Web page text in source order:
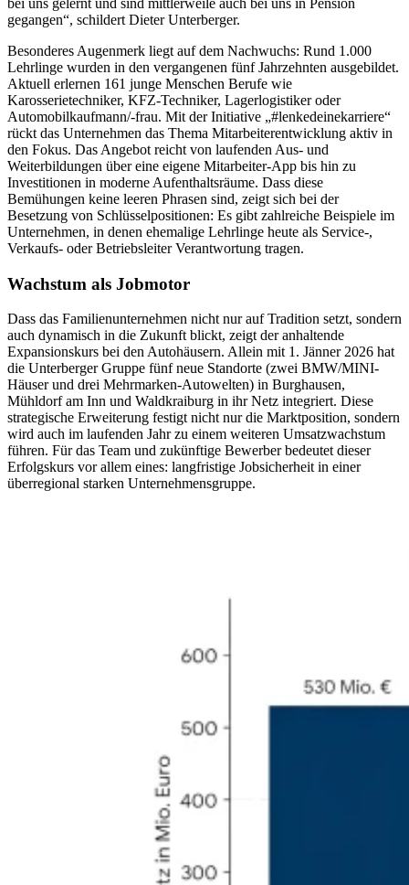
bei uns gelernt und sind mittlerweile auch bei uns in Pension
gegangen“, schildert Dieter Unterberger.
Besonderes Augenmerk liegt auf dem Nachwuchs: Rund 1.000
Lehrlinge wurden in den vergangenen fünf Jahrzehnten ausgebildet.
Aktuell erlernen 161 junge Menschen Berufe wie
Karosserietechniker, KFZ-Techniker, Lagerlogistiker oder
Automobilkaufmann/-frau. Mit der Initiative „#lenkedeinekarriere“
rückt das Unternehmen das Thema Mitarbeiterentwicklung aktiv in
den Fokus. Das Angebot reicht von laufenden Aus- und
Weiterbildungen über eine eigene Mitarbeiter-App bis hin zu
Investitionen in moderne Aufenthaltsräume. Dass diese
Bemühungen keine leeren Phrasen sind, zeigt sich bei der
Besetzung von Schlüsselpositionen: Es gibt zahlreiche Beispiele im
Unternehmen, in denen ehemalige Lehrlinge heute als Service-,
Verkaufs- oder Betriebsleiter Verantwortung tragen.
Wachstum als Jobmotor
Dass das Familienunternehmen nicht nur auf Tradition setzt, sondern
auch dynamisch in die Zukunft blickt, zeigt der anhaltende
Expansionskurs bei den Autohäusern. Allein mit 1. Jänner 2026 hat
die Unterberger Gruppe fünf neue Standorte (zwei BMW/MINI-
Häuser und drei Mehrmarken-Autowelten) in Burghausen,
Mühldorf am Inn und Waldkraiburg in ihr Netz integriert. Diese
strategische Erweiterung festigt nicht nur die Marktposition, sondern
wird auch im laufenden Jahr zu einem weiteren Umsatzwachstum
führen. Für das Team und zukünftige Bewerber bedeutet dieser
Erfolgskurs vor allem eines: langfristige Jobsicherheit in einer
überregional starken Unternehmensgruppe.